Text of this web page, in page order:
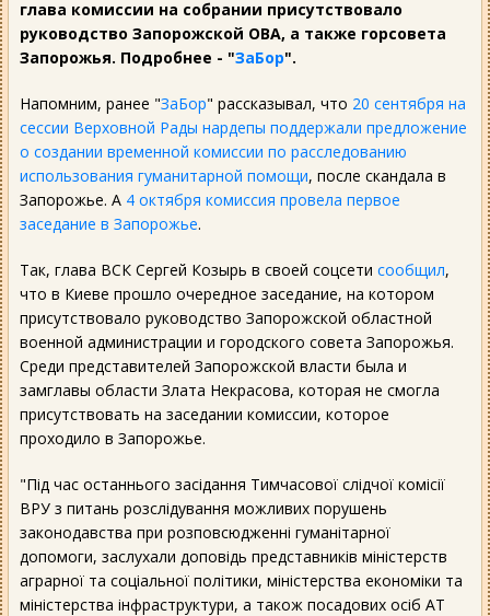
глава комиссии на собрании присутствовало
руководство Запорожской ОВА, а также горсовета
Запорожья. Подробнее - "ЗаБор".
Напомним, ранее "ЗаБор" рассказывал, что 20 сентября на
сессии Верховной Рады нардепы поддержали предложение
о создании временной комиссии по расследованию
использования гуманитарной помощи, после скандала в
Запорожье. А 4 октября комиссия провела первое
заседание в Запорожье.
Так, глава ВСК Сергей Козырь в своей соцсети сообщил,
что в Киеве прошло очередное заседание, на котором
присутствовало руководство Запорожской областной
военной администрации и городского совета Запорожья.
Среди представителей Запорожской власти была и
замглавы области Злата Некрасова, которая не смогла
присутствовать на заседании комиссии, которое
проходило в Запорожье.
"Під час останнього засідання Тимчасової слідчої комісії
ВРУ з питань розслідування можливих порушень
законодавства при розповсюдженні гуманітарної
допомоги, заслухали доповідь представників міністерств
аграрної та соціальної політики, міністерства економіки та
міністерства інфраструктури, а також посадових осіб АТ